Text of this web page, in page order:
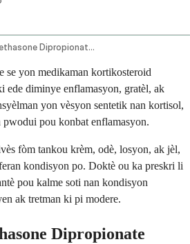
Betamethasone Dipropionate Topical Application Route
se yon medikaman kortikosteroid
ede diminye enflamasyon, gratèl, ak
yon vèsyon sentetik nan kortisol,
pou konbat enflamasyon.
fòm tankou krèm, odè, losyon, ak jèl,
kondisyon po. Doktè ou ka preskri li
pou kalme soti nan kondisyon
ak tretman ki pi modere.
Dipropionate